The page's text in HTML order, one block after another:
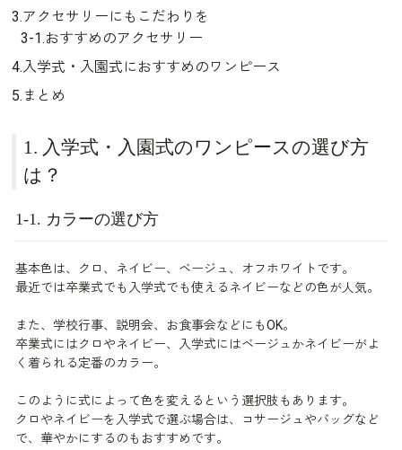
3.アクセサリーにもこだわりを
3-1.おすすめのアクセサリー
4.入学式・入園式におすすめのワンピース
5.まとめ
1. 入学式・入園式のワンピースの選び方
は？
1-1. カラーの選び方
基本色は、クロ、ネイビー、ベージュ、オフホワイトです。
最近では卒業式でも入学式でも使えるネイビーなどの色が人気。
また、学校行事、説明会、お食事会などにもOK。
卒業式にはクロやネイビー、入学式にはベージュかネイビーがよ
く着られる定番のカラー。
このように式によって色を変えるという選択肢もあります。
クロやネイビーを入学式で選ぶ場合は、コサージュやバッグなど
で、華やかにするのもおすすめです。